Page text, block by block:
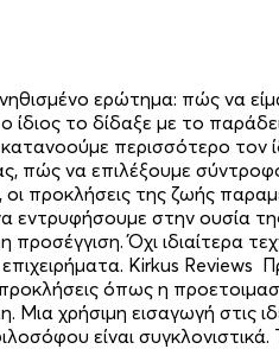
ερώτημα: πώς να
ίδιος το δίδαξε με το
περισσότερο τον
πώς να επιλέξουμε
προκλήσεις της ζωής
εντρυφήσουμε στην ουσία
Όχι ιδιαίτερα
Kirkus Reviews
όπως η
χρήσιμη εισαγωγή στις
είναι